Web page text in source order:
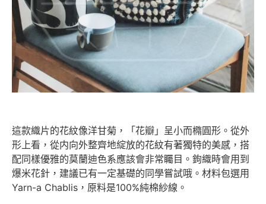
這款織片的花紋像洋甘菊，「花瓣」呈小而橢圓形。從外
形上看，從内向外整齊地綻放的花紋有著獨特的美感，搭
配同樣優雅的莫蘭迪色系應該會非常矚目。鉤織時會用到
爆米花針，建議已有一定基礎的同學嘗試哦。材料包選用
Yarn-a Chablis，原料是100%純棉紗線。